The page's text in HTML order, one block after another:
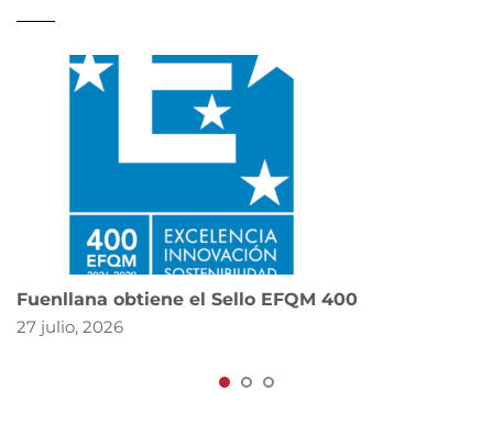
Fuenllana obtiene el Sello EFQM 400
27 julio, 2026